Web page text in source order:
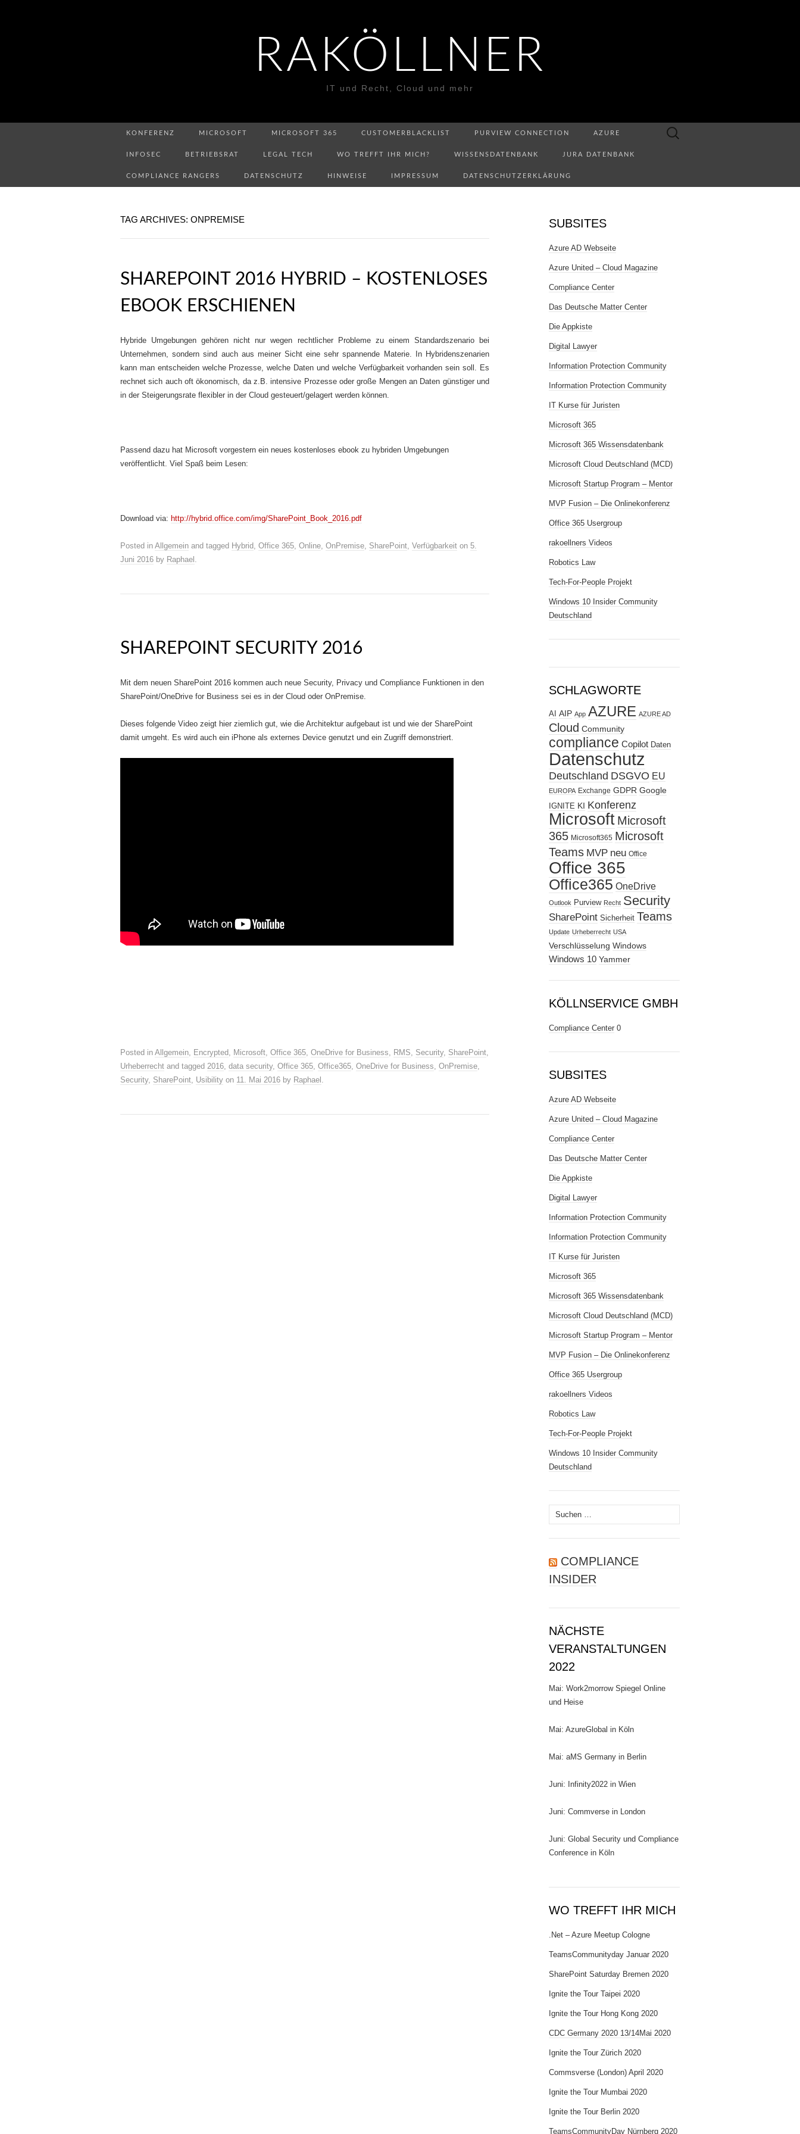
RAKÖLLNER
IT und Recht, Cloud und mehr
KONFERENZ MICROSOFT MICROSOFT 365 CUSTOMERBLACKLIST PURVIEW CONNECTION AZURE
INFOSEC BETRIEBSRAT LEGAL TECH WO TREFFT IHR MICH? WISSENSDATENBANK JURA DATENBANK
COMPLIANCE RANGERS DATENSCHUTZ HINWEISE IMPRESSUM DATENSCHUTZERKLÄRUNG
Suchen
TAG ARCHIVES: ONPREMISE
SHAREPOINT 2016 HYBRID – KOSTENLOSES
EBOOK ERSCHIENEN
Hybride Umgebungen gehören nicht nur wegen rechtlicher Probleme zu einem Standardszenario bei
Unternehmen, sondern sind auch aus meiner Sicht eine sehr spannende Materie. In Hybridenszenarien
kann man entscheiden welche Prozesse, welche Daten und welche Verfügbarkeit vorhanden sein soll. Es
rechnet sich auch oft ökonomisch, da z.B. intensive Prozesse oder große Mengen an Daten günstiger und
in der Steigerungsrate flexibler in der Cloud gesteuert/gelagert werden können.
Passend dazu hat Microsoft vorgestern ein neues kostenloses ebook zu hybriden Umgebungen
veröffentlicht. Viel Spaß beim Lesen:
Download via: http://hybrid.office.com/img/SharePoint_Book_2016.pdf
Posted in Allgemein and tagged Hybrid, Office 365, Online, OnPremise, SharePoint, Verfügbarkeit on 5.
Juni 2016 by Raphael .
SHAREPOINT SECURITY 2016
Mit dem neuen SharePoint 2016 kommen auch neue Security, Privacy und Compliance Funktionen in den
SharePoint/OneDrive for Business sei es in der Cloud oder OnPremise.
Dieses folgende Video zeigt hier ziemlich gut, wie die Architektur aufgebaut ist und wie der SharePoint
damit umgeht. Es wird auch ein iPhone als externes Device genutzt und ein Zugriff demonstriert.
Posted in Allgemein, Encrypted, Microsoft, Office 365, OneDrive for Business, RMS, Security, SharePoint,
Urheberrecht and tagged 2016, data security, Office 365, Office365, OneDrive for Business, OnPremise,
Security, SharePoint, Usibility on 11. Mai 2016 by Raphael .
SUBSITES
Azure AD Webseite
Azure United – Cloud Magazine
Compliance Center
Das Deutsche Matter Center
Die Appkiste
Digital Lawyer
Information Protection Community
Information Protection Community
IT Kurse für Juristen
Microsoft 365
Microsoft 365 Wissensdatenbank
Microsoft Cloud Deutschland (MCD)
Microsoft Startup Program – Mentor
MVP Fusion – Die Onlinekonferenz
Office 365 Usergroup
rakoellners Videos
Robotics Law
Tech-For-People Projekt
Windows 10 Insider Community
Deutschland
SCHLAGWORTE
AI AIP App AZURE AZURE AD
Cloud Community
compliance Copilot Daten
Datenschutz
Deutschland DSGVO EU
EUROPA Exchange GDPR Google
IGNITE KI Konferenz
Microsoft Microsoft
365 Microsoft365 Microsoft
Teams MVP neu Office
Office 365
Office365 OneDrive
Outlook Purview Recht Security
SharePoint Sicherheit Teams
Update Urheberrecht USA
Verschlüsselung Windows
Windows 10 Yammer
KÖLLNSERVICE GMBH
Compliance Center 0
SUBSITES
Azure AD Webseite
Azure United – Cloud Magazine
Compliance Center
Das Deutsche Matter Center
Die Appkiste
Digital Lawyer
Information Protection Community
Information Protection Community
IT Kurse für Juristen
Microsoft 365
Microsoft 365 Wissensdatenbank
Microsoft Cloud Deutschland (MCD)
Microsoft Startup Program – Mentor
MVP Fusion – Die Onlinekonferenz
Office 365 Usergroup
rakoellners Videos
Robotics Law
Tech-For-People Projekt
Windows 10 Insider Community
Deutschland
Suchen
nach:
COMPLIANCE
INSIDER
NÄCHSTE
VERANSTALTUNGEN
2022
Mai: Work2morrow Spiegel Online
und Heise
Mai: AzureGlobal in Köln
Mai: aMS Germany in Berlin
Juni: Infinity2022 in Wien
Juni: Commverse in London
Juni: Global Security und Compliance
Conference in Köln
WO TREFFT IHR MICH
.Net – Azure Meetup Cologne
TeamsCommunityday Januar 2020
SharePoint Saturday Bremen 2020
Ignite the Tour Taipei 2020
Ignite the Tour Hong Kong 2020
CDC Germany 2020 13/14Mai 2020
Ignite the Tour Zürich 2020
Commsverse (London) April 2020
Ignite the Tour Mumbai 2020
Ignite the Tour Berlin 2020
TeamsCommunityDay Nürnberg 2020